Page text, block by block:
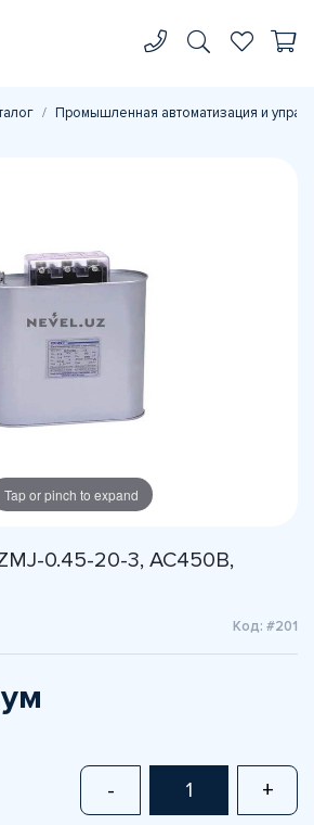
Промышленная автоматизация и
Tap or pinch to expand
0.45-20-3, АС450В,
Код: #201
- +